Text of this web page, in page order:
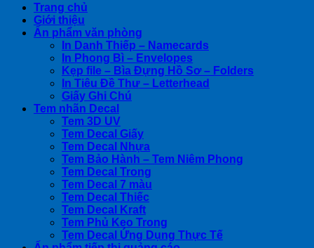
Trang chủ
Giới thiệu
Ấn phẩm văn phòng
In Danh Thiếp – Namecards
In Phong Bì – Envelopes
Kẹp file – Bìa Đựng Hồ Sơ – Folders
In Tiêu Đề Thư – Letterhead
Giấy Ghi Chú
Tem nhãn Decal
Tem 3D UV
Tem Decal Giấy
Tem Decal Nhựa
Tem Bảo Hành – Tem Niêm Phong
Tem Decal Trong
Tem Decal 7 màu
Tem Decal Thiếc
Tem Decal Kraft
Tem Phủ Keo Trong
Tem Decal Ứng Dụng Thực Tế